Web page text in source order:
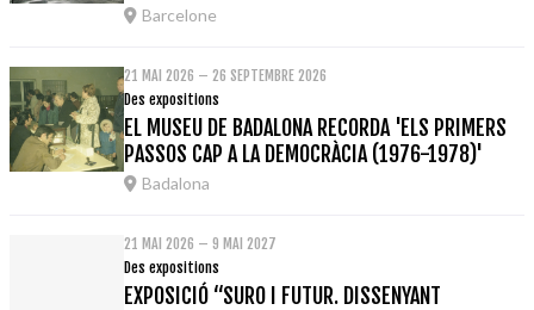
Barcelone
21 MAI 2026 – 26 SEPTEMBRE 2026
Des expositions
EL MUSEU DE BADALONA RECORDA 'ELS PRIMERS
PASSOS CAP A LA DEMOCRÀCIA (1976-1978)'
Badalona
21 MAI 2026 – 9 MAI 2027
Des expositions
EXPOSICIÓ “SURO I FUTUR. DISSENYANT